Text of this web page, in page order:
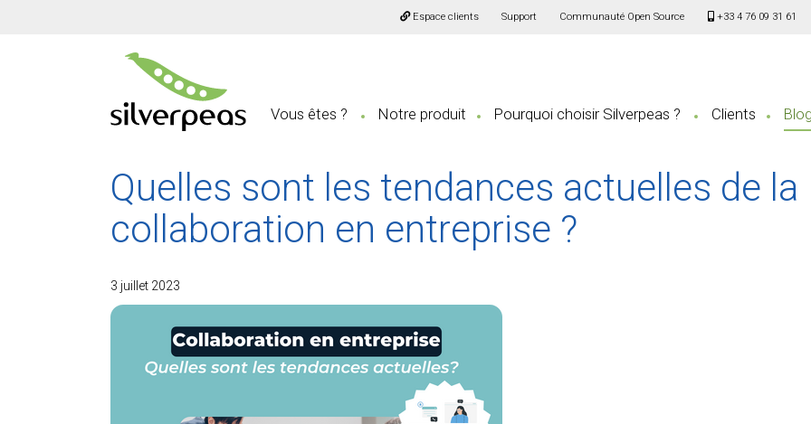
Espace clients Support Communauté Open Source +33 4 76 09 31 61
Vous êtes ? Notre produit Pourquoi choisir Silverpeas ? Clients Blog
Quelles sont les tendances actuelles de la
collaboration en entreprise ?
3 juillet 2023